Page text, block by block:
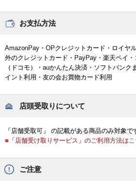
お支払方法
AmazonPay・OPクレジットカード・ロイヤ
外のクレジットカード・PayPay・楽天ペイ
（ドコモ）・auかんたん決済・ソフトバンク
イント利用・友の会お買物カード利用
店頭受取りについて
「店舗受取可」 の記載がある商品のみ対象で
■「店舗受け取りサービス」のご利用方法はこ
ご注意